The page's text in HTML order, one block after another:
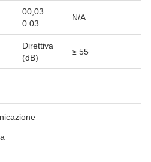
00,03
0.03
N/A
Direttiva
(dB)
≥ 55